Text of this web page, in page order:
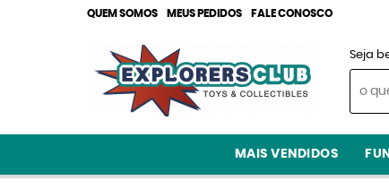
QUEM SOMOS MEUS PEDIDOS FALE CONOSCO
Seja
MAIS VENDIDOS